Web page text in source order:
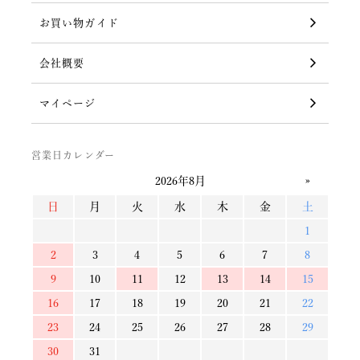
お買い物ガイド
会社概要
マイページ
営業日カレンダー